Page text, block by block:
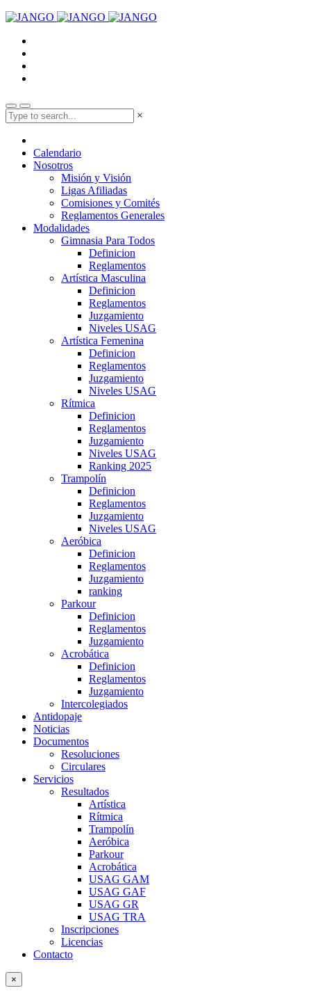
×
Calendario
Nosotros
Misión y Visión
Ligas Afiliadas
Comisiones y Comités
Reglamentos Generales
Modalidades
Gimnasia Para Todos
Definicion
Reglamentos
Artística Masculina
Definicion
Reglamentos
Juzgamiento
Niveles USAG
Artística Femenina
Definicion
Reglamentos
Juzgamiento
Niveles USAG
Rítmica
Definicion
Reglamentos
Juzgamiento
Niveles USAG
Ranking 2025
Trampolín
Definicion
Reglamentos
Juzgamiento
Niveles USAG
Aeróbica
Definicion
Reglamentos
Juzgamiento
ranking
Parkour
Definicion
Reglamentos
Juzgamiento
Acrobática
Definicion
Reglamentos
Juzgamiento
Intercolegiados
Antidopaje
Noticias
Documentos
Resoluciones
Circulares
Servicios
Resultados
Artística
Rítmica
Trampolín
Aeróbica
Parkour
Acrobática
USAG GAM
USAG GAF
USAG GR
USAG TRA
Inscripciones
Licencias
Contacto
×